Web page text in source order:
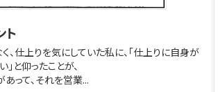
ト
、仕上りを気にしていた私に、「仕上りに自身が
と仰ったことが、
って、それを営業...